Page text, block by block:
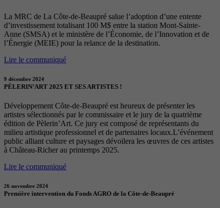
La MRC de La Côte-de-Beaupré salue l’adoption d’une entente
d’investissement totalisant 100 M$ entre la station Mont-Sainte-
Anne (SMSA) et le ministère de l’Économie, de l’Innovation et de
l’Énergie (MEIE) pour la relance de la destination.
Lire le communiqué
9 décembre 2024
PÈLERIN’ART 2025 ET SES ARTISTES !
Développement Côte-de-Beaupré est heureux de présenter les
artistes sélectionnés par le commissaire et le jury de la quatrième
édition de Pèlerin’Art. Ce jury est composé de représentants du
milieu artistique professionnel et de partenaires locaux.L’événement
public alliant culture et paysages dévoilera les œuvres de ces artistes
à Château-Richer au printemps 2025.
Lire le communiqué
26 novembre 2024
Première intervention du Fonds AGRO de la Côte-de-Beaupré